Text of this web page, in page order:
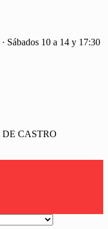
Sábados 10 a 14 y 17:30
CASTRO